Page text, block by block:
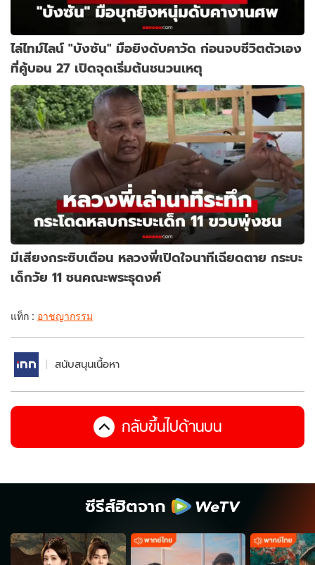
ไล่ไทม์ไลน์ "บังซัน" มือยิงดับคาวัด ก่อนจบชีวิตตัวเอง
ที่คู้บอน 27 เปิดจุดเริ่มต้นชนวนเหตุ
มีเสียงกระซิบเตือน หลวงพี่เปิดใจนาทีเฉียดตาย กระบะ
เด็กวัย 11 ชนคณะพระธุดงค์
แท็ก : อาชญากรรม
สนับสนุนเนื้อหา
กลับขึ้นไปด้านบน
ซีรีส์ฮิตจาก